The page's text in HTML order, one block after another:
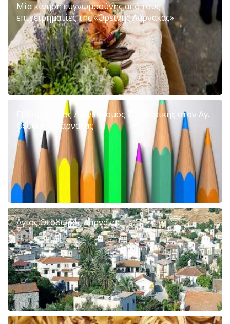
Μία κίνηση ευγνωμοσύνης από τους
επιχειρηματίες της «Ορεινής Λάρνακας»
Εβδομαδιαίος Διαγωνισμός Ζωγραφικής στον Αγ.
Θεόδωρο Λάρνακας
Άγιος Θεόδωρος Λάρνακας